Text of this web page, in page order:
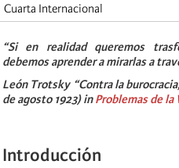
Cuarta Internacional
“Si en realidad queremos
debemos aprender a mirarlas a
León Trotsky “Contra la
de agosto 1923) inProblemas de la
Introducción